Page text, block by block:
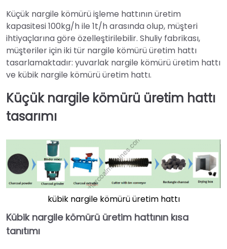
Küçük nargile kömürü işleme hattının üretim
kapasitesi 100kg/h ile 1t/h arasında olup, müşteri
ihtiyaçlarına göre özelleştirilebilir. Shuliy fabrikası,
müşteriler için iki tür nargile kömürü üretim hattı
tasarlamaktadır: yuvarlak nargile kömürü üretim hattı
ve kübik nargile kömürü üretim hattı.
Küçük nargile kömürü üretim hattı
tasarımı
kübik nargile kömürü üretim hattı
Kübik nargile kömürü üretim hattının kısa
tanıtımı